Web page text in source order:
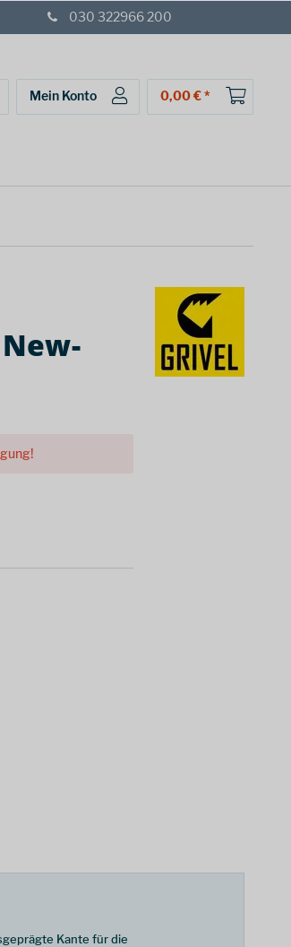
030 322966 200
Mein Konto 0,00 € *
Kante für die